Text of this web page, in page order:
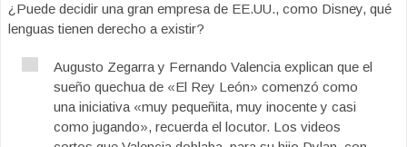
¿Puede decidir una gran empresa de EE.UU., como Disney, qué
lenguas tienen derecho a existir?
Augusto Zegarra y Fernando Valencia explican que el
sueño quechua de «El Rey León» comenzó como
una iniciativa «muy pequeñita, muy inocente y casi
como jugando», recuerda el locutor. Los videos